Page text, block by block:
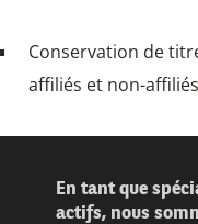
Conservation de
affiliés et non-
En tant que
actifs, nous